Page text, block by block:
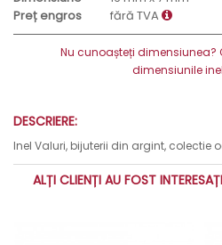
Preț engros
fără TVA
Nu cunoașteți
dimensiunile
DESCRIERE:
Inel Valuri, bijuterii din argint, colectie
ALȚI CLIENȚI AU FOST